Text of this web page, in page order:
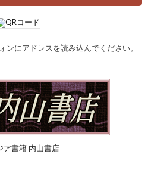
ンにアドレスを読み込んでください。
ア書籍 内山書店